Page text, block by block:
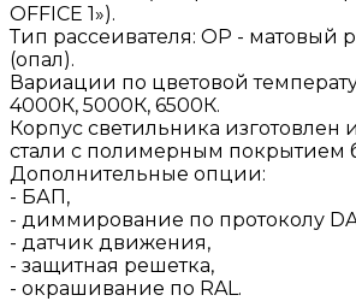
OFFICE 1»).
Тип рассеивателя: ОР - матовый
(опал).
Вариации по цветовой
4000К, 5000К, 6500К.
Корпус светильника изготовлен
стали с полимерным покрытием
Дополнительные опции:
- БАП,
- диммирование по протоколу
- датчик движения,
- защитная решетка,
- окрашивание по RAL.